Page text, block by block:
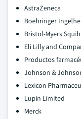
AstraZeneca
Boehringer
Bristol-Myers
Eli Lilly and
Productos
Johnson &
Lexicon
Lupin Limited
Merck